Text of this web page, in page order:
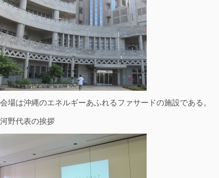
会場は沖縄のエネルギーあふれるファサードの施設である。
河野代表の挨拶